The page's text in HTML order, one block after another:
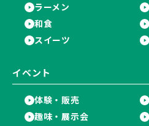
ラーメン
和食
スイーツ
イベント
体験・販売
趣味・展示会